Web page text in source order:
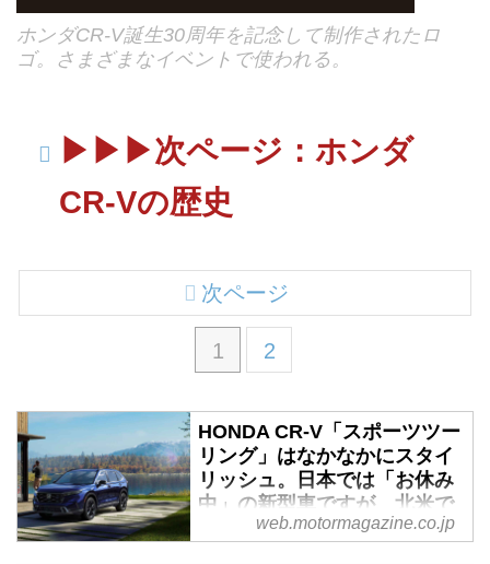
ホンダCR-V誕生30周年を記念して制作されたロ
ゴ。さまざまなイベントで使われる。
▶︎▶︎▶︎次ページ：ホンダ
CR-Vの歴史
1 2
次ページ
HONDA CR-V「スポーツツー
リング」はなかなかにスタイ
リッシュ。日本では「お休み
中」の新型車ですが、北米で
頑張っています - Webモータ
web.motormagazine.co.jp